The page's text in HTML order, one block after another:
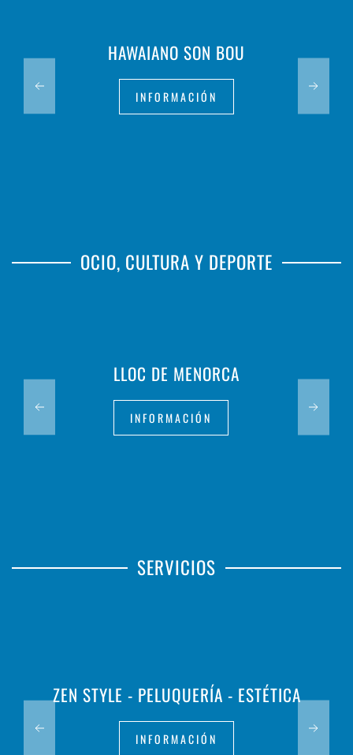
HAWAIANO SON BOU
INFORMACIÓN
OCIO, CULTURA Y DEPORTE
LLOC DE MENORCA
INFORMACIÓN
SERVICIOS
ZEN STYLE - PELUQUERÍA - ESTÉTICA
INFORMACIÓN